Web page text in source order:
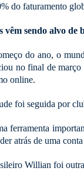
do faturamento
vêm sendo alvo de
do ano, o
no final de março
online.
foi seguida por
ferramenta
atrás de uma
Willian foi